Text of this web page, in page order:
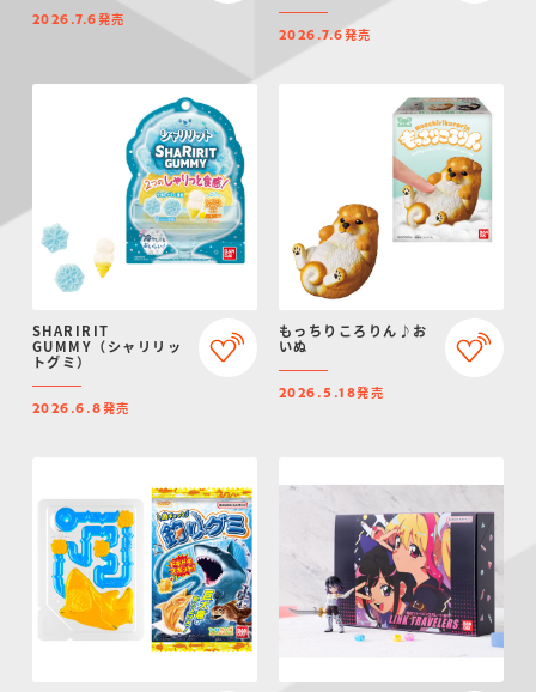
2026.7.6発売
2026.7.6発売
SHARIRIT
GUMMY（シャリリッ
トグミ）
2026.6.8発売
もっちりころりん♪お
いぬ
2026.5.18発売